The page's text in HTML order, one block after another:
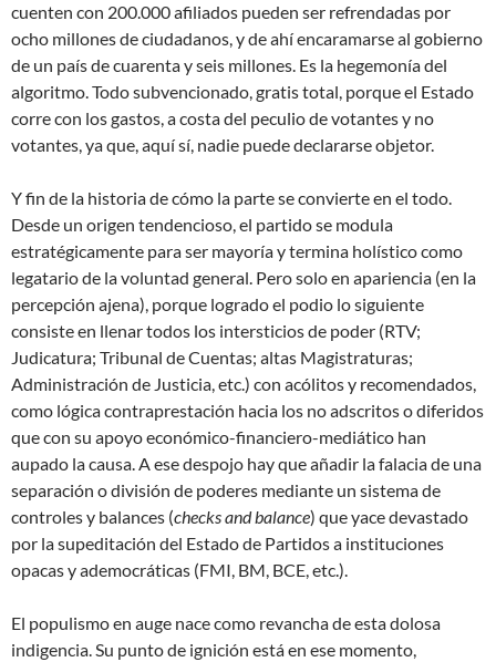
cuenten con 200.000 afiliados pueden ser refrendadas por
ocho millones de ciudadanos, y de ahí encaramarse al gobierno
de un país de cuarenta y seis millones. Es la hegemonía del
algoritmo. Todo subvencionado, gratis total, porque el Estado
corre con los gastos, a costa del peculio de votantes y no
votantes, ya que, aquí sí, nadie puede declararse objetor.
Y fin de la historia de cómo la parte se convierte en el todo.
Desde un origen tendencioso, el partido se modula
estratégicamente para ser mayoría y termina holístico como
legatario de la voluntad general. Pero solo en apariencia (en la
percepción ajena), porque logrado el podio lo siguiente
consiste en llenar todos los intersticios de poder (RTV;
Judicatura; Tribunal de Cuentas; altas Magistraturas;
Administración de Justicia, etc.) con acólitos y recomendados,
como lógica contraprestación hacia los no adscritos o diferidos
que con su apoyo económico-financiero-mediático han
aupado la causa. A ese despojo hay que añadir la falacia de una
separación o división de poderes mediante un sistema de
controles y balances (checks and balance) que yace devastado
por la supeditación del Estado de Partidos a instituciones
opacas y ademocráticas (FMI, BM, BCE, etc.).
El populismo en auge nace como revancha de esta dolosa
indigencia. Su punto de ignición está en ese momento,